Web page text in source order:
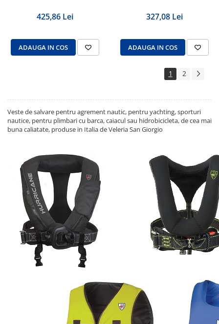
425,86 Lei
ADAUGA IN COS
327,08 Lei
ADAUGA IN COS
1 2
Veste de salvare pentru agrement nautic, pentru yachting, sporturi
nautice, pentru plimbari cu barca, caiacul sau hidrobicicleta, de cea mai
buna caliatate, produse in Italia de Veleria San Giorgio